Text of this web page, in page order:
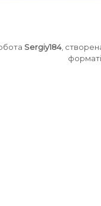
Sergiy184,